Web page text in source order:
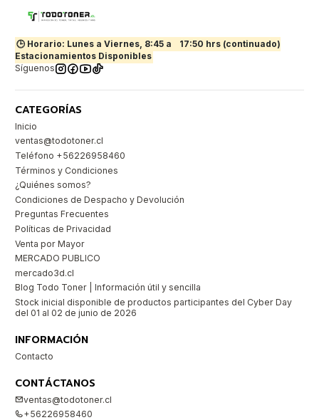
🕒 Horario: Lunes a Viernes, 8:45 a
17:50 hrs (continuado)
Estacionamientos Disponibles
Síguenos
CATEGORÍAS
Inicio
ventas@todotoner.cl
Teléfono +56226958460
Términos y Condiciones
¿Quiénes somos?
Condiciones de Despacho y Devolución
Preguntas Frecuentes
Políticas de Privacidad
Venta por Mayor
MERCADO PUBLICO
mercado3d.cl
Blog Todo Toner | Información útil y sencilla
Stock inicial disponible de productos participantes del Cyber Day
del 01 al 02 de junio de 2026
INFORMACIÓN
Contacto
CONTÁCTANOS
ventas@todotoner.cl
+56226958460